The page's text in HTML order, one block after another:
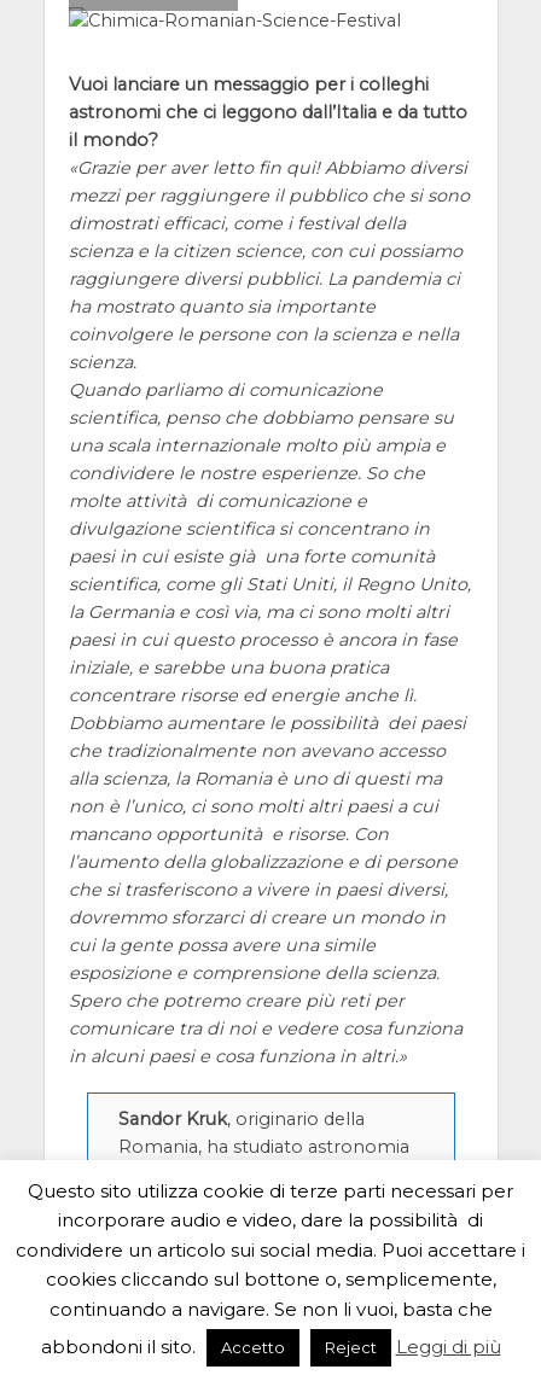
Vuoi lanciare un messaggio per i colleghi
astronomi che ci leggono dall’Italia e da tutto
il mondo?
Grazie per aver letto fin qui! Abbiamo diversi
mezzi per raggiungere il pubblico che si sono
dimostrati efficaci, come i festival della
scienza e la citizen science, con cui possiamo
raggiungere diversi pubblici. La pandemia ci
ha mostrato quanto sia importante
coinvolgere le persone con la scienza e nella
scienza.
Quando parliamo di comunicazione
scientifica, penso che dobbiamo pensare su
una scala internazionale molto più ampia e
condividere le nostre esperienze. So che
molte attività di comunicazione e
divulgazione scientifica si concentrano in
paesi in cui esiste già una forte comunità
scientifica, come gli Stati Uniti, il Regno Unito,
la Germania e così via, ma ci sono molti altri
paesi in cui questo processo è ancora in fase
iniziale, e sarebbe una buona pratica
concentrare risorse ed energie anche lì.
Dobbiamo aumentare le possibilità dei paesi
che tradizionalmente non avevano accesso
alla scienza, la Romania è uno di questi ma
non è l’unico, ci sono molti altri paesi a cui
mancano opportunità e risorse. Con
l’aumento della globalizzazione e di persone
che si trasferiscono a vivere in paesi diversi,
dovremmo sforzarci di creare un mondo in
cui la gente possa avere una simile
esposizione e comprensione della scienza.
Spero che potremo creare più reti per
comunicare tra di noi e vedere cosa funziona
in alcuni paesi e cosa funziona in altri.
Sandor Kruk, originario della
Romania, ha studiato astronomia
College London e ha conseguito
un dottorato in astronomia
osservativa all’Università di Oxford,
nel Regno Unito. Dopo una
research fellowshipall’ESA, adesso
è ricercatore post-doc presso
l’Istituto Max Planck per la fisica
Questo sito utilizza cookie di terze parti necessari per
incorporare audio e video, dare la possibilità di
condividere un articolo sui social media. Puoi accettare i
cookies cliccando sul bottone o, semplicemente,
continuando a navigare. Se non li vuoi, basta che
abbondoni il sito.
Accetto Reject Leggi di più